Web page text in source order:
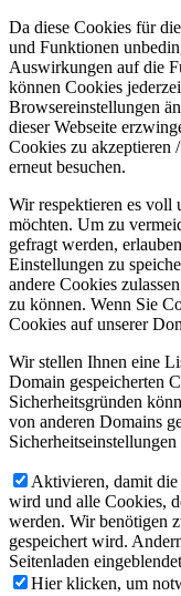
Da diese Cookies für
und Funktionen
Auswirkungen auf die
können Cookies
Browsereinstellungen
dieser Webseite
Cookies zu akzeptieren
erneut besuchen.
Wir respektieren es voll
möchten. Um zu
gefragt werden,
Einstellungen zu
andere Cookies
zu können. Wenn Sie
Cookies auf unserer
Wir stellen Ihnen eine
Domain gespeicherten
Sicherheitsgründen
von anderen Domains
Aktivieren, damit die
wird und alle Cookies,
werden. Wir benötigen
gespeichert wird.
Seitenladen
Hier klicken, um